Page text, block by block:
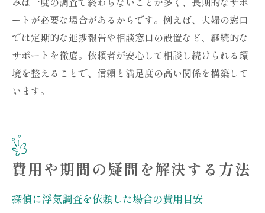
ートが必要な場合があるからです。例えば、夫婦の窓口
では定期的な進捗報告や相談窓口の設置など、継続的な
サポートを徹底。依頼者が安心して相談し続けられる環
境を整えることで、信頼と満足度の高い関係を構築して
います。
費用や期間の疑問を解決する方法
探偵に浮気調査を依頼した場合の費用目安